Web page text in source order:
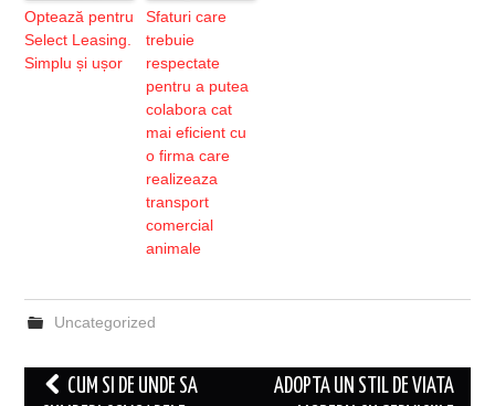
Optează pentru
Select Leasing.
Simplu și ușor
Sfaturi care
trebuie
respectate
pentru a putea
colabora cat
mai eficient cu
o firma care
realizeaza
transport
comercial
animale
Uncategorized
Post CUM SI DE UNDE SA
ADOPTA UN STIL DE VIATA